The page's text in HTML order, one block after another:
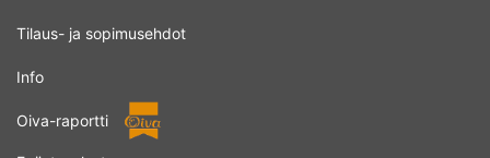
Tilaus- ja sopimusehdot
Info
Oiva-raportti